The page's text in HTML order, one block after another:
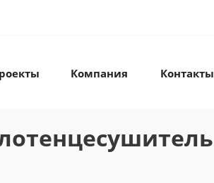
Компания Контакты